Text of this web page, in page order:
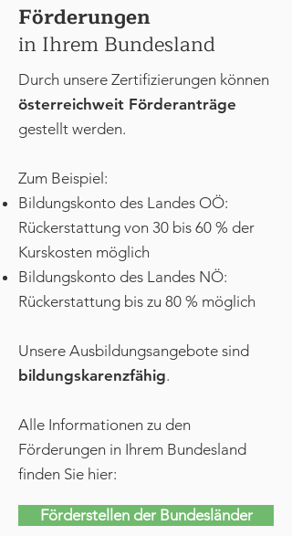
Förderungen
in Ihrem Bundesland
Durch unsere Zertifizierungen können
österreichweit Förderanträge
gestellt werden.
Zum Beispiel:
Bildungskonto des Landes OÖ:
Rückerstattung von 30 bis 60 % der
Kurskosten möglich
Bildungskonto des Landes NÖ:
Rückerstattung bis zu 80 % möglich
Unsere Ausbildungsangebote sind
bildungskarenzfähig.
Alle Informationen zu den
Förderungen in Ihrem Bundesland
finden Sie hier:
Förderstellen der Bundesländer